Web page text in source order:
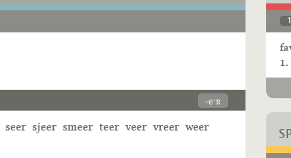
-eˑʀ
seer sjeer smeer teer veer vreer weer
1